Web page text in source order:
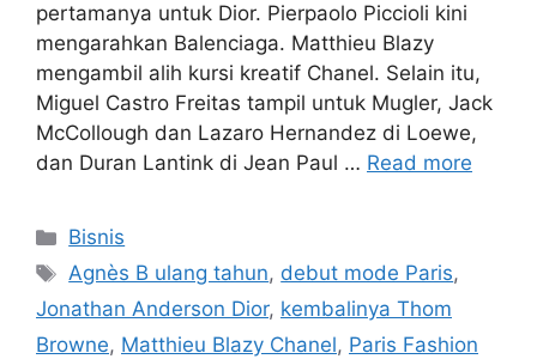
pertamanya untuk Dior. Pierpaolo Piccioli kini
mengarahkan Balenciaga. Matthieu Blazy
mengambil alih kursi kreatif Chanel. Selain itu,
Miguel Castro Freitas tampil untuk Mugler, Jack
McCollough dan Lazaro Hernandez di Loewe,
dan Duran Lantink di Jean Paul … Read more
Categories
Bisnis
Tags
Agnès B ulang tahun, debut mode Paris,
Jonathan Anderson Dior, kembalinya Thom
Browne, Matthieu Blazy Chanel, Paris Fashion